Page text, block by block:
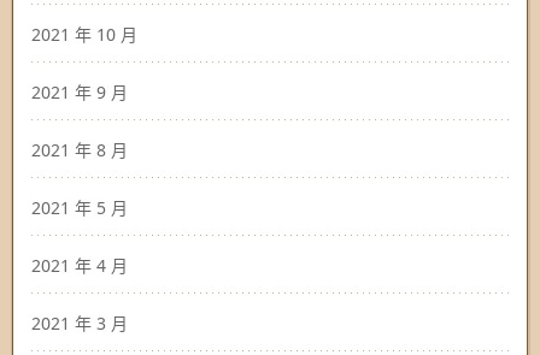
2021 年 10 月
2021 年 9 月
2021 年 8 月
2021 年 5 月
2021 年 4 月
2021 年 3 月